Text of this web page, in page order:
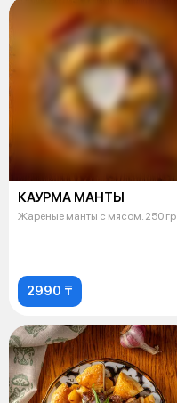
КАУРМА МАНТЫ
Жареные манты с мясом. 250 гр
2990 ₸